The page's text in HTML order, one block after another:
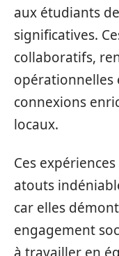
aux étudiants
significatives.
collaboratifs,
opérationnelles
connexions
locaux.
Ces
atouts
car elles
engagement
à travailler en